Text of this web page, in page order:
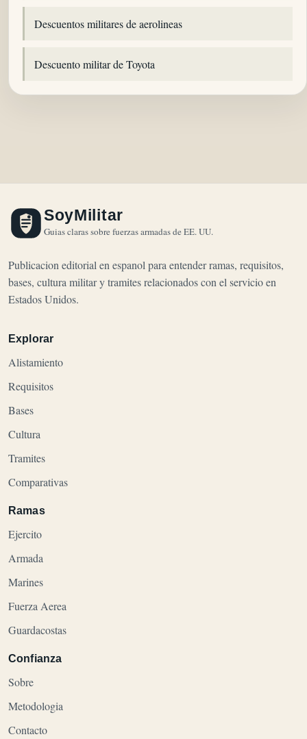
Descuentos militares de aerolineas
Descuento militar de Toyota
SoyMilitar
Guias claras sobre fuerzas armadas de EE. UU.
Publicacion editorial en espanol para entender ramas, requisitos,
bases, cultura militar y tramites relacionados con el servicio en
Estados Unidos.
Explorar
Alistamiento
Requisitos
Bases
Cultura
Tramites
Comparativas
Ramas
Ejercito
Armada
Marines
Fuerza Aerea
Guardacostas
Confianza
Sobre
Metodologia
Contacto